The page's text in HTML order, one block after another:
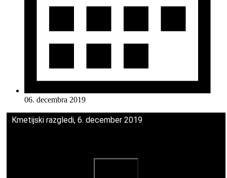
06. decembra 2019
Kmetijski razgledi, 6. december 2019